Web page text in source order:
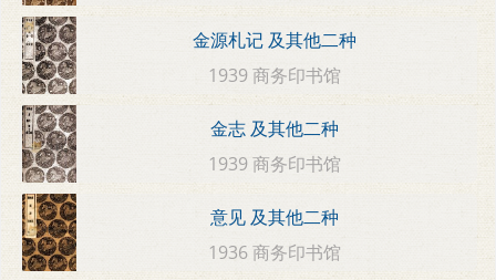
金源札记 及其他二种
1939 商务印书馆
金志 及其他二种
1939 商务印书馆
意见 及其他二种
1936 商务印书馆